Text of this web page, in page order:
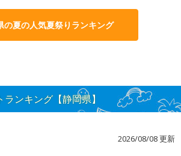
の夏の人気夏祭りランキング
ンキング【静岡県】
2026/08/08 更新